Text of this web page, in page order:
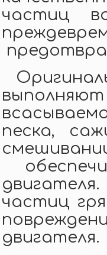
частиц
песка,
частиц
двигателя.